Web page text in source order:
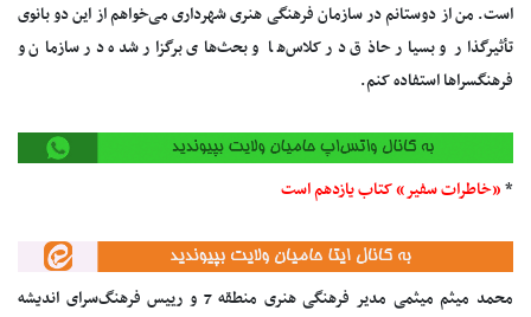
است. من از دوستانم در سازمان فرهنگی هنری شهرداری می‌خواهم از این دو بانوی
تأثیرگذار و بسیار حاذق در کلاس‌ها و بحث‌های برگزار شده در سازمان و
فرهنگسراها استفاده کنم.
*«خاطرات سفیر» کتاب یازدهم است
محمد میثم میثمی مدیر فرهنگی هنری منطقه 7 و رییس فرهنگ‌سرای اندیشه